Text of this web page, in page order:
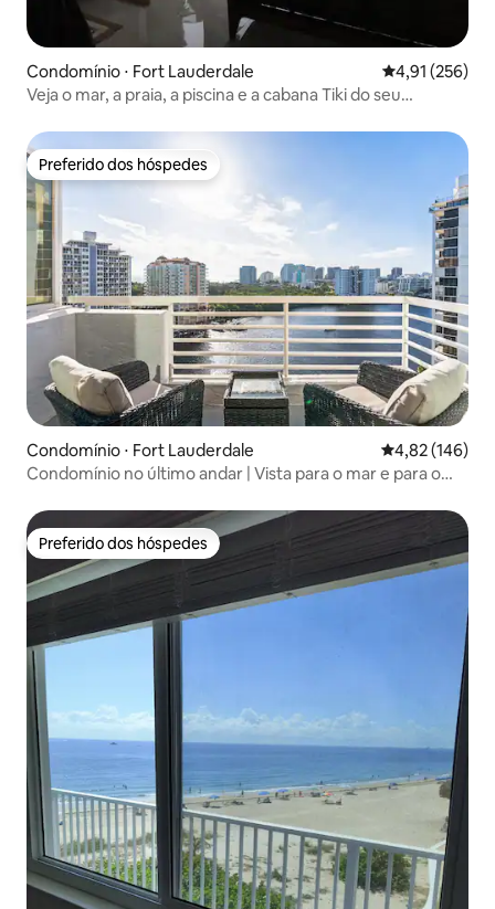
Condomínio ⋅ Fort Lauderdale 4,91 de uma
4,91 (256)
Veja o mar, a praia, a piscina e a cabana Tiki do seu
Preferido dos hóspedes
Preferido dos hóspedes
Condomínio ⋅ Fort Lauderdale 4,82 de uma
4,82 (146)
Condomínio no último andar | Vista para o mar e para o
Preferido dos hóspedes
Preferido dos hóspedes